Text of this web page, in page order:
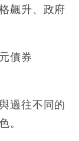
飆升、政府
債券
過往不同的
。